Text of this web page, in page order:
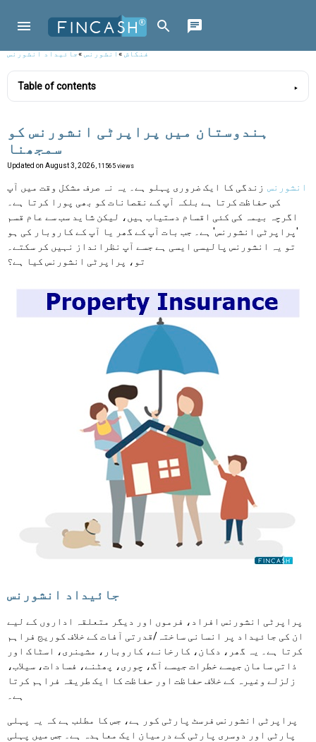
فنکاش»انشورنس»جائیداد انشورنس
Table of contents
ہندوستان میں پراپرٹی انشورنس کو
سمجھنا
Updated on August 3, 2026 , 11565 views
انشورنس زندگی کا ایک ضروری پہلو ہے۔ یہ نہ صرف مشکل وقت میں آپ
کی حفاظت کرتا ہے بلکہ آپ کے نقصانات کو بھی پورا کرتا ہے۔
اگرچہ بیمہ کی کئی اقسام دستیاب ہیں، لیکن شاید سب سے عام قسم
'پراپرٹی انشورنس' ہے۔ جب بات آپ کے گھر یا آپ کے کاروبار کی ہو
تو یہ انشورنس پالیسی ایسی ہے جسے آپ نظرانداز نہیں کر سکتے۔
تو، پراپرٹی انشورنس کیا ہے؟
جائیداد انشورنس
پراپرٹی انشورنس افراد، فرموں اور دیگر متعلقہ اداروں کے لیے
ان کی جائیداد پر انسانی ساختہ/قدرتی آفات کے خلاف کوریج فراہم
کرتا ہے۔ یہ گھر، دکان، کارخانے، کاروبار، مشینری، اسٹاک اور
ذاتی سامان جیسے خطرات جیسے آگ، چوری، پھٹنے، فسادات، سیلاب،
زلزلے وغیرہ کے خلاف حفاظت اور حفاظت کا ایک طریقہ فراہم کرتا
ہے۔
پراپرٹی انشورنس فرسٹ پارٹی کور ہے، جس کا مطلب ہے کہ یہ پہلی
پارٹی اور دوسری پارٹی کے درمیان ایک معاہدہ ہے۔ جس میں پہلی